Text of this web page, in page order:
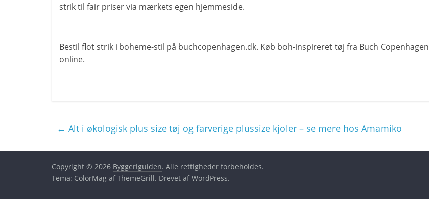
strik til fair priser via mærkets egen hjemmeside.
Bestil flot strik i boheme-stil på buchcopenhagen.dk. Køb boh-inspireret tøj fra Buch Copenhagen
online.
← Alt i økologisk plus size tøj og farverige plussize kjoler – se mere hos Amamiko
Copyright © 2026 Byggeriguiden. Alle rettigheder forbeholdes.
Tema: ColorMag af ThemeGrill. Drevet af WordPress.